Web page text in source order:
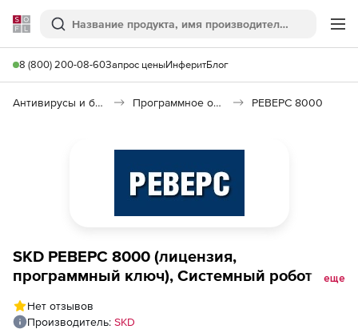
Softline
Поиск
8 (800) 200-08-60Запрос ценыИнферитБлог
Антивирусы и безопасность Программное обеспечение для контроля доступа РЕВЕРС 8000
SKD РЕВЕРС 8000 (лицензия,
программный ключ), Системный робот (ОС
еще
Нет отзывов
Производитель: SKD